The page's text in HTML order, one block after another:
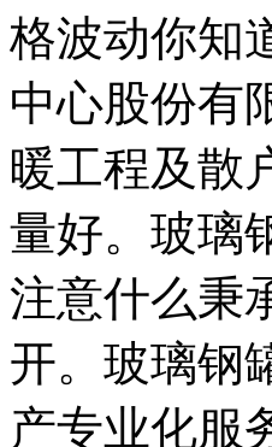
格波动你知
中心股份有
暖工程及散
量好。玻璃
注意什么秉
开。玻璃钢
产专业化服